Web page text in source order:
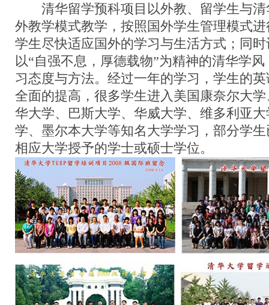
清华留学预科项目以外教、留学生与清
外教学模式教学，按照国外学生管理模式
学生尽快适应国外的学习与生活方式；同
以“自强不息，厚德载物”为精神的清华学
习态度与方法。经过一年的学习，学生的
全面的提高，很多学生进入美国康奈尔大
华大学、巴斯大学、华威大学、维多利亚
学、墨尔本大学等知名大学学习，部分学
相应大学授予的学士或硕士学位。